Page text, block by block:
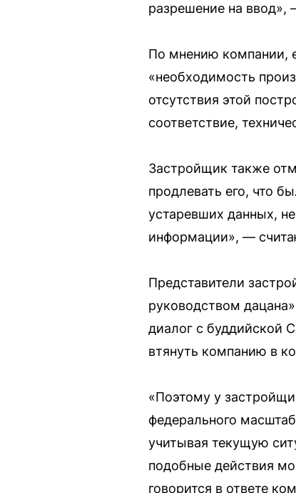
разрешение на ввод»,
По мнению компании,
«необходимость
отсутствия этой
соответствие,
Застройщик также
продлевать его, что
устаревших данных,
информации», —
Представители
руководством
диалог с буддийской
втянуть компанию в
«Поэтому у
федерального
учитывая текущую
подобные действия
говорится в ответе